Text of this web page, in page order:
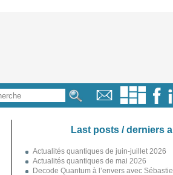
Last posts / derniers
Actualités quantiques de juin-juillet 2026
Actualités quantiques de mai 2026
Decode Quantum à l’envers avec